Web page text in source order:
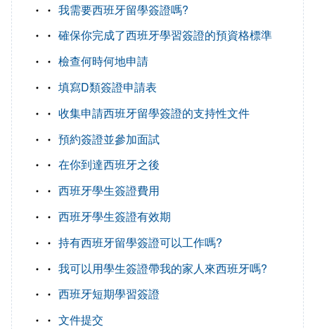
我需要西班牙留學簽證嗎?
確保你完成了西班牙學習簽證的預資格標準
檢查何時何地申請
填寫D類簽證申請表
收集申請西班牙留學簽證的支持性文件
預約簽證並參加面試
在你到達西班牙之後
西班牙學生簽證費用
西班牙學生簽證有效期
持有西班牙留學簽證可以工作嗎?
我可以用學生簽證帶我的家人來西班牙嗎?
西班牙短期學習簽證
文件提交